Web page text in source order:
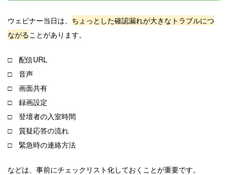
ウェビナー当日は、 ちょっとした確認漏れが大きなトラブルにつ
ながることがあります。
□ 配信URL
□ 音声
□ 画面共有
□ 録画設定
□ 登壇者の入室時間
□ 質疑応答の流れ
□ 緊急時の連絡方法
などは、事前にチェックリスト化しておくことが重要です。